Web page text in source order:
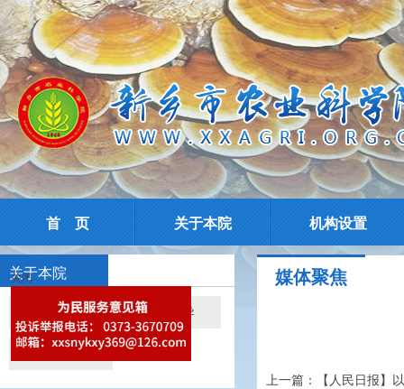
首 页 关于本院 机构设置
关于本院
院情简介 现任领导
院所导航
媒体聚焦
上一篇：
【人民日报】
关闭